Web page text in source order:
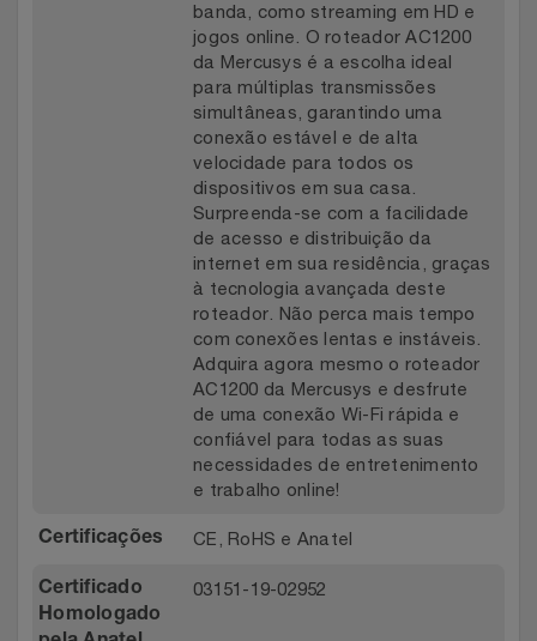
banda, como streaming em HD e
jogos online. O roteador AC1200
da Mercusys é a escolha ideal
para múltiplas transmissões
simultâneas, garantindo uma
conexão estável e de alta
velocidade para todos os
dispositivos em sua casa.
Surpreenda-se com a facilidade
de acesso e distribuição da
internet em sua residência, graças
à tecnologia avançada deste
roteador. Não perca mais tempo
com conexões lentas e instáveis.
Adquira agora mesmo o roteador
AC1200 da Mercusys e desfrute
de uma conexão Wi-Fi rápida e
confiável para todas as suas
necessidades de entretenimento
e trabalho online!
Certificações CE, RoHS e Anatel
Certificado
Homologado
03151-19-02952